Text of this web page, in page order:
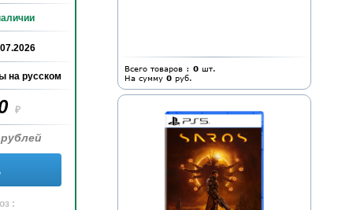
на русском
₽
:
Всего товаров : 0 шт.
На сумму 0 руб.